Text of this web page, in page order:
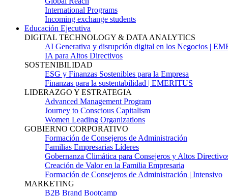
International Programs
Incoming exchange students
Educación Ejecutiva
DIGITAL TECHNOLOGY & DATA ANALYTICS
AI Generativa y disrupción digital en los Negocios |
IA para Altos Directivos
SOSTENIBILIDAD
ESG y Finanzas Sostenibles para la Empresa
Finanzas para la sustentabilidad | EMERITUS
LIDERAZGO Y ESTRATEGIA
Advanced Management Program
Journey to Conscious Capitalism
Women Leading Organizations
GOBIERNO CORPORATIVO
Formación de Consejeros de Administración
Familias Empresarias Líderes
Gobernanza Climática para Consejeros y Altos
Creación de Valor en la Familia Empresaria
Formación de Consejeros de Administración | Intensivo
MARKETING
B2B Brand Bootcamp